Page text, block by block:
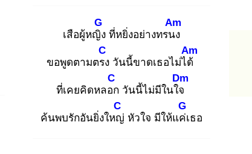
เสือผู้หญิง
G
ที่หยิ่งอย่างทรนง
Am
ขอพูดตามตรง
C
วันนี้ขาดเธอไม่ได้
Am
ที่เคยคิดหลอก
C
วันนี้ไม่มีในใจ
Dm
ค้นพบรักอันยิ่งใหญ่
C
หัวใจ มีให้แค่เ
G
ธอ